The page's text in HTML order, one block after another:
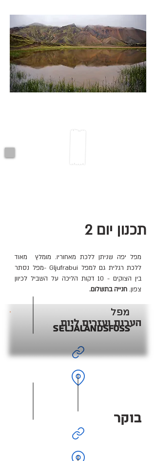
תכנון יום 2
מפל יפה שניתן ללכת מאחוריו. מומלץ מאוד
ללכת רגלית גם למפל Gljufrabui -מפל נסתר
בין הצוקים‏ - 10 דקות הליכה על השביל לכיוון
צפון. חנייה בתשלום.
מפל
Seljalandsfoss
בוקר
הערות ועזרים ליום